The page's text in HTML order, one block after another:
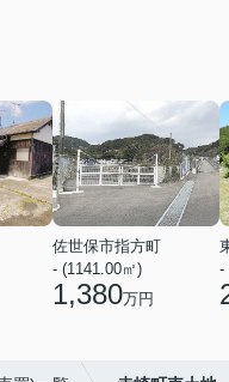
佐世保市指方町
- (1141.00㎡)
1,380万円
-